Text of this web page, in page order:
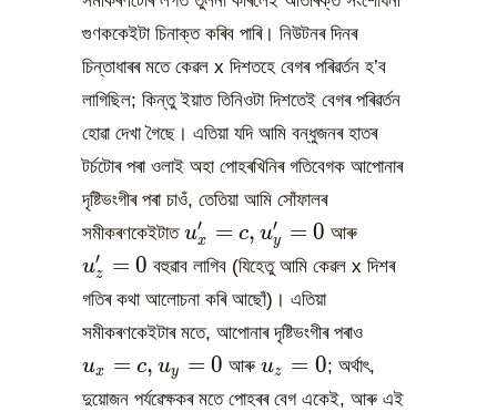
গুণককেইটা চিনাক্ত কৰিব পাৰি। নিউটনৰ দিনৰ
চিন্তাধাৰৰ মতে কেৱল x দিশতহে বেগৰ পৰিৱৰ্তন হ’ব
লাগিছিল; কিন্তু ইয়াত তিনিওটা দিশতেই বেগৰ পৰিৱৰ্তন
হোৱা দেখা গৈছে। এতিয়া যদি আমি বন্ধুজনৰ হাতৰ
টৰ্চটোৰ পৰা ওলাই অহা পোহৰখিনিৰ গতিবেগক আপোনাৰ
দৃষ্টিভংগীৰ পৰা চাওঁ, তেতিয়া আমি সোঁফালৰ
সমীকৰণকেইটাত ux
′ = c, uy
′ = 0 আৰু
uz
′ = 0 বহুৱাব লাগিব (যিহেতু আমি কেৱল x দিশৰ
গতিৰ কথা আলোচনা কৰি আছোঁ)। এতিয়া
সমীকৰণকেইটাৰ মতে, আপোনাৰ দৃষ্টিভংগীৰ পৰাও
ux = c, uy = 0 আৰুu_z=0
uz = 0; অৰ্থাৎ,
দুয়োজন পৰ্যৱেক্ষকৰ মতে পোহৰৰ বেগ একেই, আৰু এই